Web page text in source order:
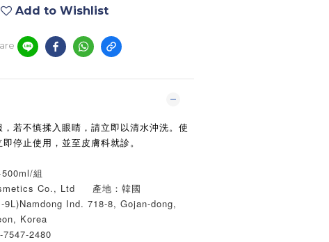
Add to Wishlist
若不慎揉入眼睛，請立即以清水沖洗。使
停止使用，並至皮膚科就診。
組
Co., Ltd 產地：韓國
9L)Namdong Ind. 718-8, Gojan-dong,
Korea
7547-2480